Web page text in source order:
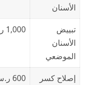
الأسنان
تبييض
الأسنان
الموضعي
1,000 ر.س
إصلاح كسر
600 ر.س